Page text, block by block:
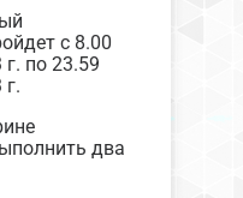
с 8.00
по 23.59
два